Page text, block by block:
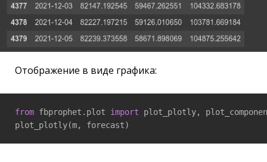
Отображение в виде графика:
from fbprophet.plot import plot_plotly,